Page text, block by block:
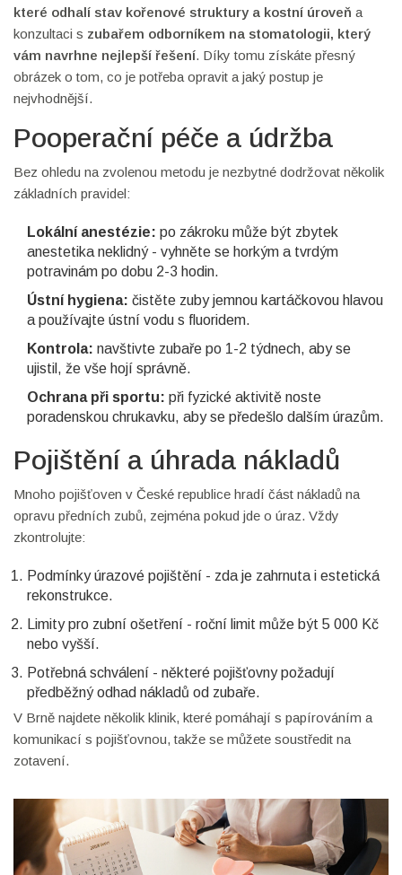
které odhalí stav kořenové struktury a kostní úroveň a
konzultaci s zubařem odborníkem na stomatologii, který
vám navrhne nejlepší řešení. Díky tomu získáte přesný
obrázek o tom, co je potřeba opravit a jaký postup je
nejvhodnější.
Pooperační péče a údržba
Bez ohledu na zvolenou metodu je nezbytné dodržovat několik
základních pravidel:
Lokální anestézie: po zákroku může být zbytek
anestetika neklidný - vyhněte se horkým a tvrdým
potravinám po dobu 2-3 hodin.
Ústní hygiena: čistěte zuby jemnou kartáčkovou hlavou
a používajte ústní vodu s fluoridem.
Kontrola: navštivte zubaře po 1-2 týdnech, aby se
ujistil, že vše hojí správně.
Ochrana při sportu: při fyzické aktivitě noste
poradenskou chrukavku, aby se předešlo dalším úrazům.
Pojištění a úhrada nákladů
Mnoho pojišťoven v České republice hradí část nákladů na
opravu předních zubů, zejména pokud jde o úraz. Vždy
zkontrolujte:
Podmínky úrazové pojištění - zda je zahrnuta i estetická
rekonstrukce.
Limity pro zubní ošetření - roční limit může být 5 000 Kč
nebo vyšší.
Potřebná schválení - některé pojišťovny požadují
předběžný odhad nákladů od zubaře.
V Brně najdete několik klinik, které pomáhají s papírováním a
komunikací s pojišťovnou, takže se můžete soustředit na
zotavení.